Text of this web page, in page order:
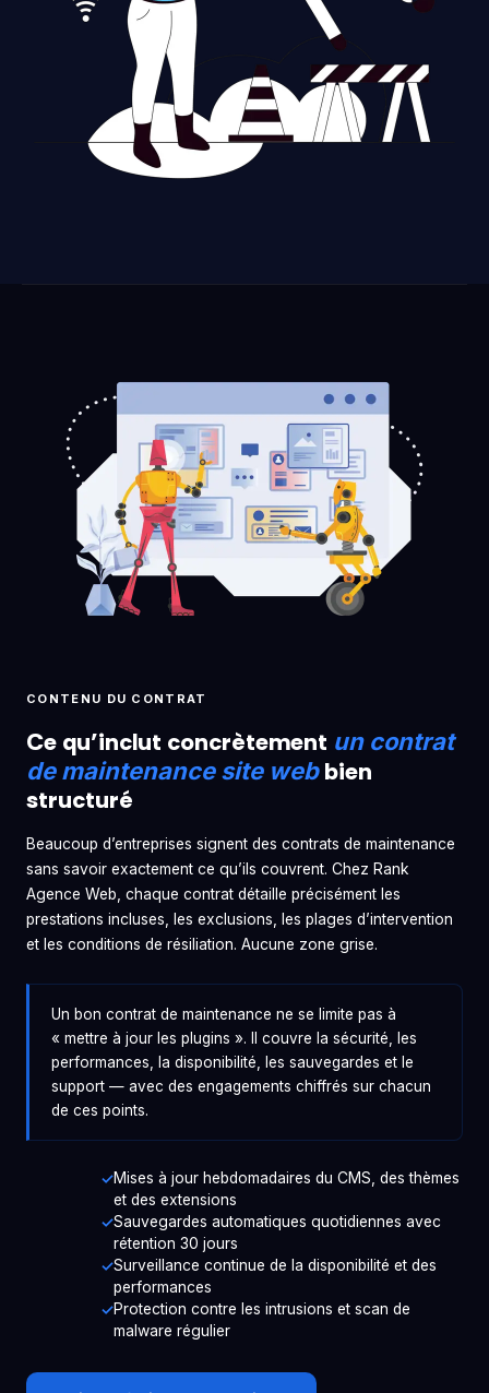
CONTENU DU CONTRAT
Ce qu’inclut concrètement un contrat
de maintenance site webbien
structuré
Beaucoup d’entreprises signent des contrats de maintenance
sans savoir exactement ce qu’ils couvrent. Chez Rank
Agence Web, chaque contrat détaille précisément les
prestations incluses, les exclusions, les plages d’intervention
et les conditions de résiliation. Aucune zone grise.
Un bon contrat de maintenance ne se limite pas à
« mettre à jour les plugins ». Il couvre la sécurité, les
performances, la disponibilité, les sauvegardes et le
support — avec des engagements chiffrés sur chacun
de ces points.
Mises à jour hebdomadaires du CMS, des thèmes
et des extensions
Sauvegardes automatiques quotidiennes avec
rétention 30 jours
Surveillance continue de la disponibilité et des
performances
Protection contre les intrusions et scan de
malware régulier